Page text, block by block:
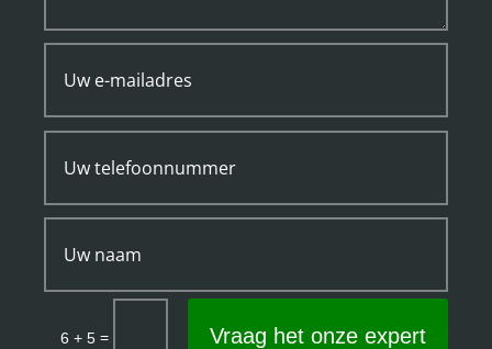
6 + 5 = Vraag het onze expert